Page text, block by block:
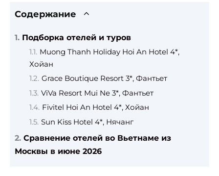
Содержание
Подборка отелей и туров
Muong Thanh Holiday Hoi An Hotel 4*,
Хойан
Grace Boutique Resort 3*, Фантьет
ViVa Resort Mui Ne 3*, Фантьет
Fivitel Hoi An Hotel 4*, Хойан
Sun Kiss Hotel 4*, Нячанг
Сравнение отелей во Вьетнаме из
Москвы в июне 2026